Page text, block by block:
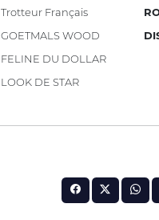
Trotteur Français
GOETMALS WOOD
FELINE DU DOLLAR
LOOK DE STAR